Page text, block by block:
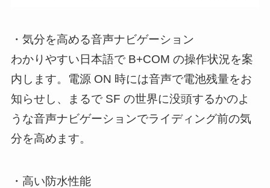
・気分を高める音声ナビゲーション
わかりやすい日本語で B+COM の操作状況を案
内します。電源 ON 時には音声で電池残量をお
知らせし、まるで SF の世界に没頭するかのよ
うな音声ナビゲーションでライディング前の気
分を高めます。
・高い防水性能